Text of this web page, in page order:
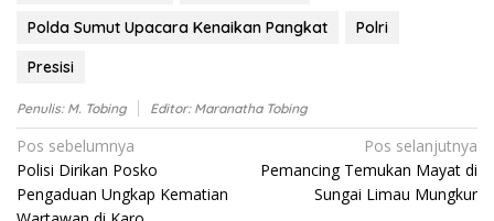
Polda Sumut Upacara Kenaikan Pangkat
Polri
Presisi
Penulis: M. Tobing Editor: Maranatha Tobing
Navigasi
pos
Pos sebelumnya
Polisi Dirikan Posko
Pengaduan Ungkap Kematian
Pos selanjutnya
Pemancing Temukan Mayat di
Sungai Limau Mungkur